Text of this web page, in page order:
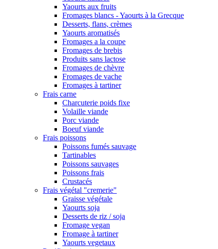
Yaourts aux fruits
Fromages blancs - Yaourts à la Grecque
Desserts, flans, crèmes
Yaourts aromatisés
Fromages a la coupe
Fromages de brebis
Produits sans lactose
Fromages de chèvre
Fromages de vache
Fromages à tartiner
Frais carne
Charcuterie poids fixe
Volaille viande
Porc viande
Boeuf viande
Frais poissons
Poissons fumés sauvage
Tartinables
Poissons sauvages
Poissons frais
Crustacés
Frais végétal "cremerie"
Graisse végétale
Yaourts soja
Desserts de riz / soja
Fromage vegan
Fromage à tartiner
Yaourts vegetaux